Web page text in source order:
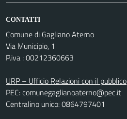
CONTATTI
Comune di Gagliano Aterno
Via Municipio, 1
P.iva : 00212360663
URP – Ufficio Relazioni con il pubblico
PEC:comunegaglianoaterno@pec.it
Centralino unico: 0864797401